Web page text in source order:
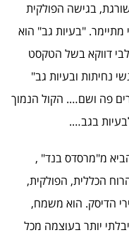
בגישה הפולקית
"בעיות גב" הוא
דווקא בשל הטקסט
נחיתות ובעיות גב"
פה ושם…. הקול הנמוך
בגב….
מ"מרסדס בנד" ,
הכללית, הפולקית,
הדיסק. הוא משמח,
יותר בעוצמה מכל